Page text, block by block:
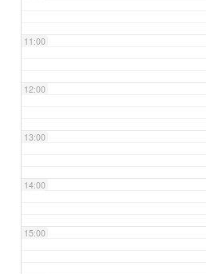
11:00
12:00
13:00
14:00
15:00